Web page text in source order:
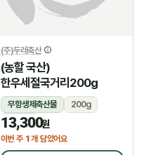
(주)두레축산
(농할 국산)
한우세절국거리200g
무항생제축산물
200g
냉장
13,300원
이번 주 1개 담았어요